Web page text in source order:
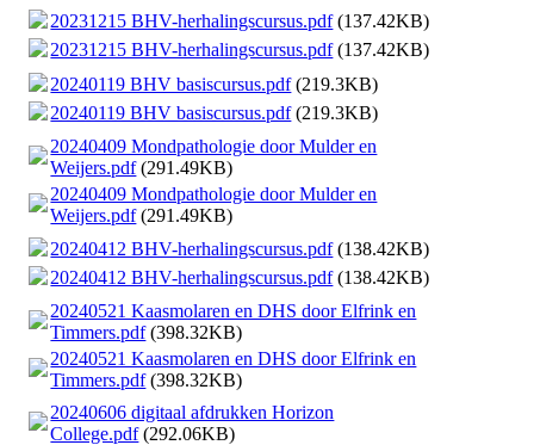
20231215 BHV-herhalingscursus.pdf(137.42KB)
20231215 BHV-herhalingscursus.pdf(137.42KB)
20240119 BHV basiscursus.pdf(219.3KB)
20240119 BHV basiscursus.pdf(219.3KB)
20240409 Mondpathologie door Mulder en
Weijers.pdf(291.49KB)
20240409 Mondpathologie door Mulder en
Weijers.pdf(291.49KB)
20240412 BHV-herhalingscursus.pdf(138.42KB)
20240412 BHV-herhalingscursus.pdf(138.42KB)
20240521 Kaasmolaren en DHS door Elfrink en
Timmers.pdf(398.32KB)
20240521 Kaasmolaren en DHS door Elfrink en
Timmers.pdf(398.32KB)
20240606 digitaal afdrukken Horizon
College.pdf(292.06KB)